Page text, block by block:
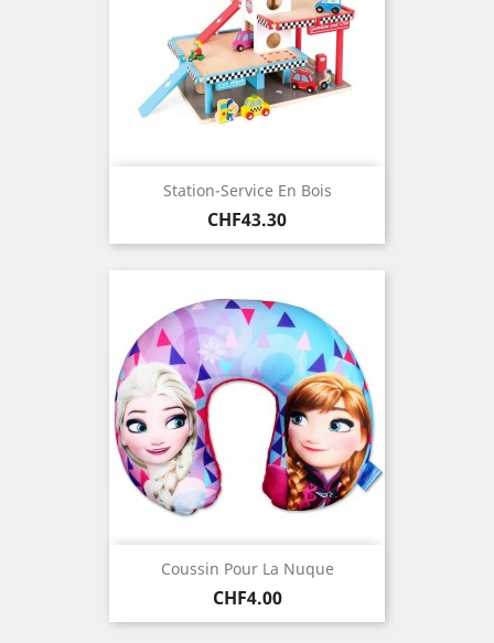
Station-Service En Bois
Price
CHF43.30
Coussin Pour La Nuque
Price
CHF4.00